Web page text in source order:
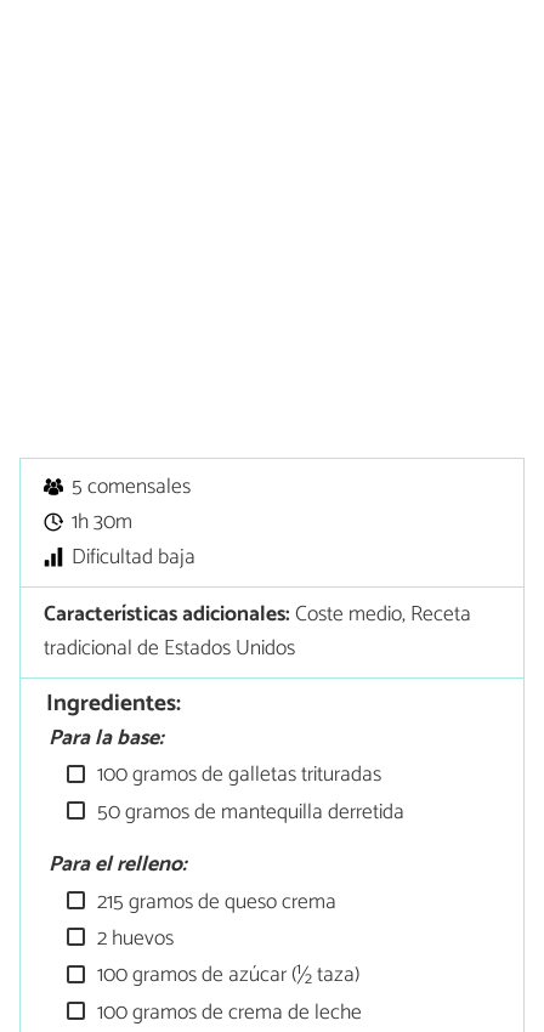
5 comensales
1h 30m
Dificultad baja
Características adicionales:Coste medio, Receta
tradicional de Estados Unidos
Ingredientes:
Para la base:
100 gramos de galletas trituradas
50 gramos de mantequilla derretida
Para el relleno:
215 gramos de queso crema
2 huevos
100 gramos de azúcar (½ taza)
100 gramos de crema de leche